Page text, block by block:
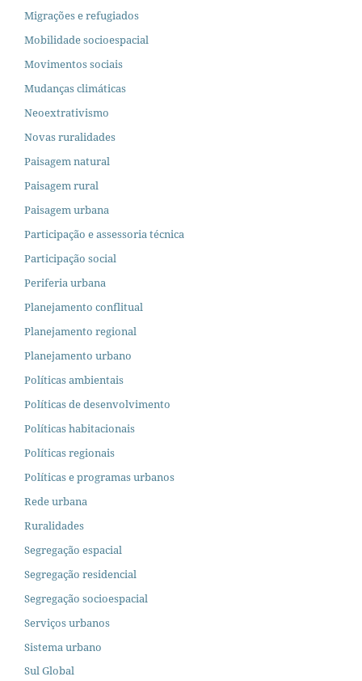
Migrações e refugiados
Mobilidade socioespacial
Movimentos sociais
Mudanças climáticas
Neoextrativismo
Novas ruralidades
Paisagem natural
Paisagem rural
Paisagem urbana
Participação e assessoria técnica
Participação social
Periferia urbana
Planejamento conflitual
Planejamento regional
Planejamento urbano
Políticas ambientais
Políticas de desenvolvimento
Políticas habitacionais
Políticas regionais
Políticas e programas urbanos
Rede urbana
Ruralidades
Segregação espacial
Segregação residencial
Segregação socioespacial
Serviços urbanos
Sistema urbano
Sul Global